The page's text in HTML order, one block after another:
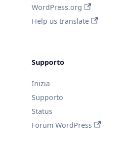
WordPress.org
Help us translate
Supporto
Inizia
Supporto
Status
Forum WordPress